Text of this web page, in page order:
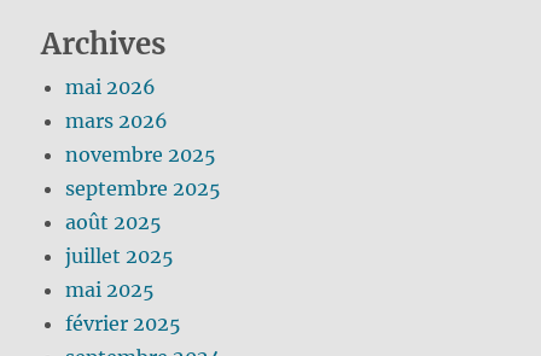
Archives
mai 2026
mars 2026
novembre 2025
septembre 2025
août 2025
juillet 2025
mai 2025
février 2025